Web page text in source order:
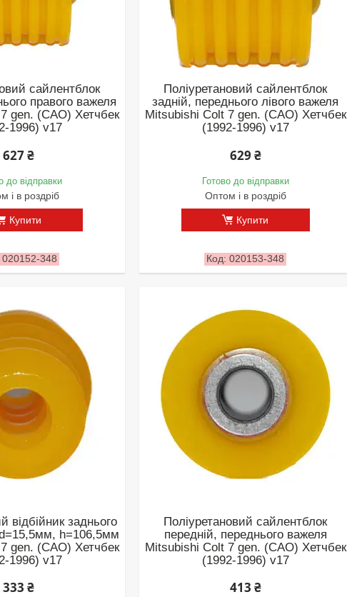
сайлентблок
правого важеля
gen. (CAO) Хетчбек
1996) v17
627 ₴
до відправки
і в роздріб
Купити
020152-348
Поліуретановий сайлентблок
задній, переднього лівого важеля
Mitsubishi Colt 7 gen. (CAO) Хетчбек
(1992-1996) v17
629 ₴
Готово до відправки
Оптом і в роздріб
Купити
020153-348
відбійник заднього
h=106,5мм
gen. (CAO) Хетчбек
1996) v17
333 ₴
Поліуретановий сайлентблок
передній, переднього важеля
Mitsubishi Colt 7 gen. (CAO) Хетчбек
(1992-1996) v17
413 ₴